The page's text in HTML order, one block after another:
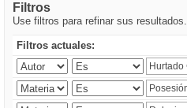
Filtros
Use filtros para refinar sus resultados.
Filtros actuales: